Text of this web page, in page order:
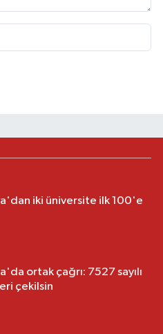
iki üniversite ilk 100'e
ortak çağrı: 7527 sayılı
çekilsin